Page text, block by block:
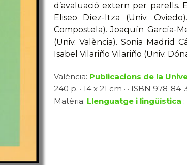
d’avaluació extern per
Eliseo Díez-Itza (Univ.
Compostela). Joaquín García-
(Univ. València). Sonia Madrid
Isabel Vilariño Vilariño (Univ.
València: Publicacions de la
240 p. · 14 x 21 cm · · ISBN 978-
Matèria: Llenguatge i lingüística :